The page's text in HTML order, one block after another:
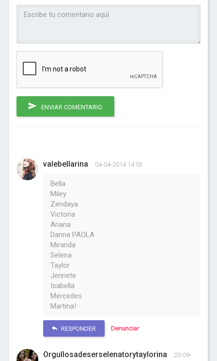
ENVIAR COMENTARIO
valebellarina 04-04-2014 14:53
Bella
Miley
Zendaya
Victoria
Ariana
Danna PAOLA
Miranda
Selena
Taylor
Jennete
Isabella
Mercedes
Martina!
RESPONDER Denunciar
Orgullosadeserselenatorytaylorina
20-09-